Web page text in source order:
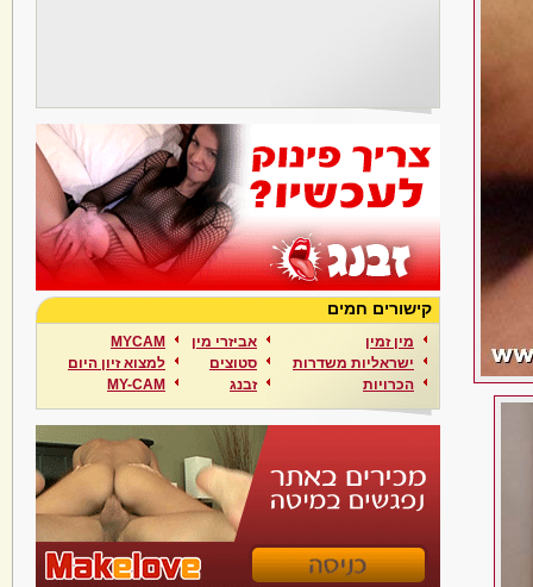
קישורים חמים
מין זמין
ישראליות משדרות
הכרויות
אביזרי מין
סטוצים
זבנג
MYCAM
למצוא זיון היום
MY-CAM